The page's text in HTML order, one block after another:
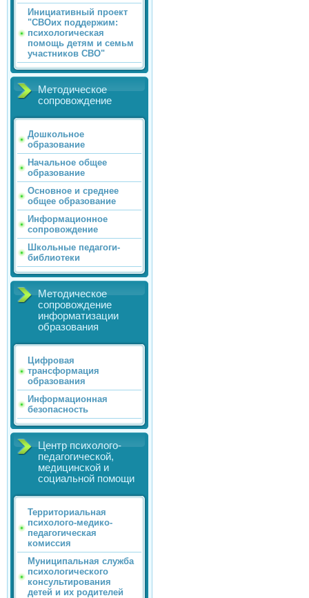
Инициативный проект
"СВОих поддержим:
психологическая
помощь детям и семьм
участников СВО"
Методическое
сопровождение
Дошкольное
образование
Начальное общее
образование
Основное и среднее
общее образование
Информационное
сопровождение
Школьные педагоги-
библиотеки
Методическое
сопровождение
информатизации
образования
Цифровая
трансформация
образования
Информационная
безопасность
Центр психолого-
педагогической,
медицинской и
социальной помощи
Территориальная
психолого-медико-
педагогическая
комиссия
Муниципальная служба
психологического
консультирования
детей и их родителей